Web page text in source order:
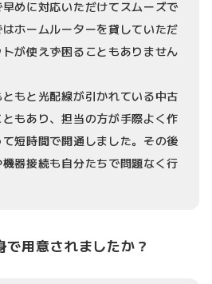
めに対応いただけてスムーズで
ホームルーターを貸していただ
が使えず困ることもありません
もと光配線が引かれている中古
もあり、担当の方が手際よく作
短時間で開通しました。その後
器接続も自分たちで問題なく行
用意されましたか？